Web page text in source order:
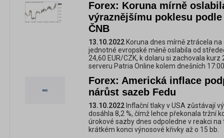
Forex: Koruna mírně
výraznějšímu poklesu
ČNB
13.10.2022 Koruna dnes mírně ztrácela
jednotné evropské měně oslabila od
24,60 EUR/CZK, k dolaru si zachovala kurz
serveru Patria Online kolem dnešních
Forex: Americká inflace
nárůst sazeb Fedu
13.10.2022 Inflační tlaky v USA zůstávají
dosáhla 8,2 %, čímž lehce překonala tržní
úrokové sazby dnes odpoledne v reakci
krátkém konci výnosové křivky až o 15 bb.